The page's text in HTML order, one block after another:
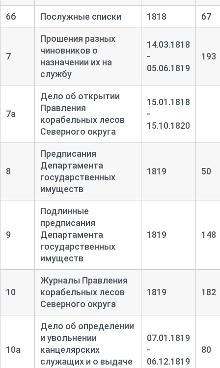
6б Послужные списки 1818 67
7
Прошения разных
чиновников о
назначении их на
службу
14.03.1818
-
05.06.1819
193
7а
Дело об открытии
Правления
корабельных лесов
Северного округа
15.01.1818
-
15.10.1820
8
Предписания
Департамента
государственных
имуществ
1819 50
9
Подлинные
предписания
Департамента
государственных
имуществ
1819 148
10
Журналы Правления
корабельных лесов
Северного округа
1819 182
10а
Дело об определении
и увольнении
канцелярских
служащих и о выдаче
07.01.1819
-
06.12.1819
80